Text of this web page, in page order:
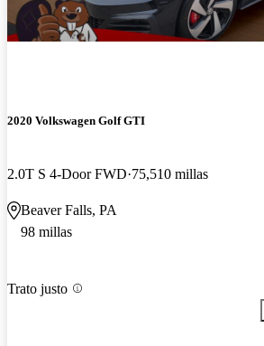
2020 Volkswagen Golf GTI
2.0T S 4-Door FWD 75,510 millas
Beaver Falls, PA
98 millas
Trato justo